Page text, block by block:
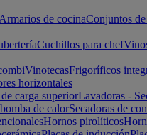
Armarios de cocinaConjuntos
Cuchillos para chef
VinotecasFrigoríficos
horizontales
carga superiorLavadoras -
de calorSecadoras de
Hornos pirolíticos